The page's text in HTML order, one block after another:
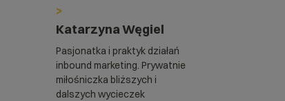
>
Katarzyna Węgiel
Pasjonatka i praktyk działań
inbound marketing. Prywatnie
miłośniczka bliższych i
dalszych wycieczek